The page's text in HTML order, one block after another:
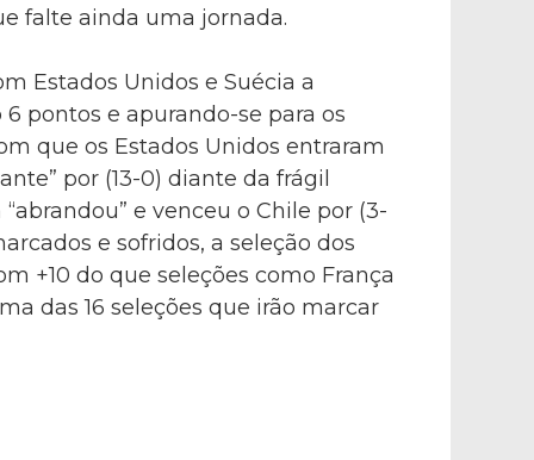
falte ainda uma jornada.
Estados Unidos e Suécia a
pontos e apurando-se para os
que os Estados Unidos entraram
por (13-0) diante da frágil
e venceu o Chile por (3-
e sofridos, a seleção dos
+10 do que seleções como França
das 16 seleções que irão marcar